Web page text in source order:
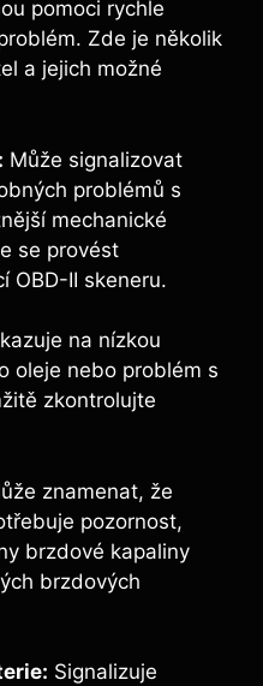
pomoci rychle
Zde je několik
a jejich možné
Může signalizovat
problémů s
mechanické
se provést
OBD-II skeneru.
na nízkou
oleje nebo problém s
zkontrolujte
znamenat, že
pozornost,
brzdové kapaliny
brzdových
Signalizuje